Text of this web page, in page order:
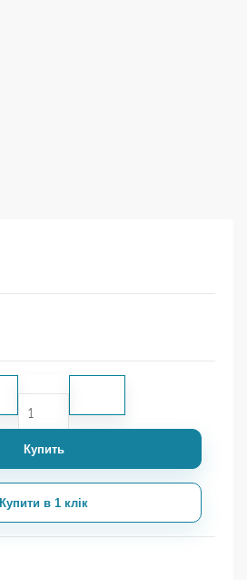
Купить
Купити в 1 клік